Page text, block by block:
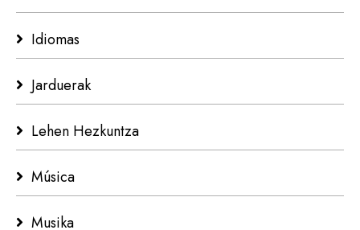
Idiomas
Jarduerak
Lehen Hezkuntza
Música
Musika